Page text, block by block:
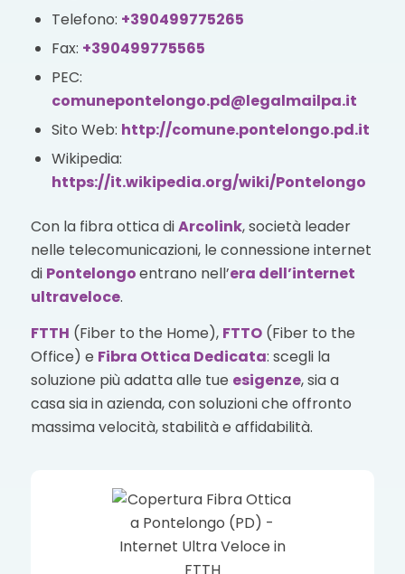
Telefono: +390499775265
Fax: +390499775565
PEC:
comunepontelongo.pd@legalmailpa.it
Sito Web: http://comune.pontelongo.pd.it
Wikipedia:
https://it.wikipedia.org/wiki/Pontelongo
Con la fibra ottica diArcolink, società leader
nelle telecomunicazioni, le connessione internet
di Pontelongoentrano nell’era dell’internet
ultraveloce.
FTTH (Fiber to the Home), FTTO(Fiber to the
Office) e Fibra Ottica Dedicata: scegli la
soluzione più adatta alle tue esigenze, sia a
casa sia in azienda, con soluzioni che offronto
massima velocità, stabilità e affidabilità.